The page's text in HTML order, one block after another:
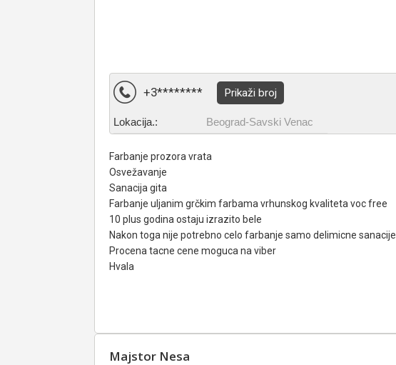
+3******** Prikaži broj
Lokacija.: Beograd-Savski Venac
Farbanje prozora vrata
Osvežavanje
Sanacija gita
Farbanje uljanim grčkim farbama vrhunskog kvaliteta voc free
10 plus godina ostaju izrazito bele
Nakon toga nije potrebno celo farbanje samo delimicne sanacije
Procena tacne cene moguca na viber
Hvala
Majstor Nesa